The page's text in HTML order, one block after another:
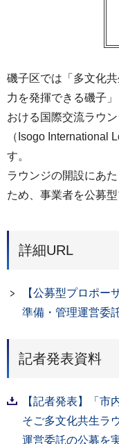
磯子区では「多文化
力を発揮できる磯子
おける国際交流ラウ
（Isogo International
す。
ラウンジの開設にあ
ため、事業者を公募
詳細URL
【公募型プロポー
準備・管理運営委
記者発表資料
【記者発表】「市
そご多文化共生ラ
運営委託の公募を